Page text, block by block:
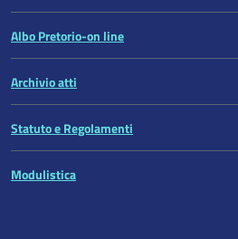
Albo Pretorio-on line
Archivio atti
Statuto e Regolamenti
Modulistica